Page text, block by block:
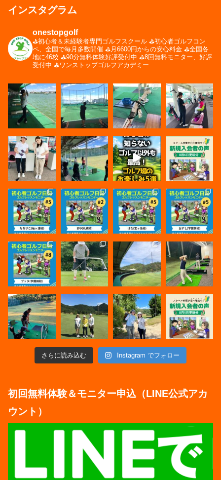
インスタグラム
onestopgolf
⛳️初心者＆未経験者専門ゴルフスクール ⛳️初心者ゴルフコン
ペ、全国で毎月多数開催 ⛳️月6600円からの安心料金 ⛳️全国各
地に46校 ⛳️90分無料体験好評受付中 ⛳️8回無料モニター、好評
受付中 ⛳️ワンストップゴルフアカデミー
さらに読み込む Instagram でフォロー
初回無料体験＆モニター申込（LINE公式アカ
ウント）